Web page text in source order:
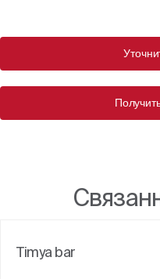
Timya bar